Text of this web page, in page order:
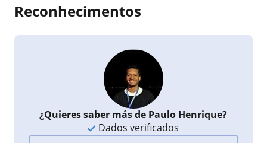
Reconhecimentos
¿Quieres saber más de Paulo Henrique?
Dados verificados